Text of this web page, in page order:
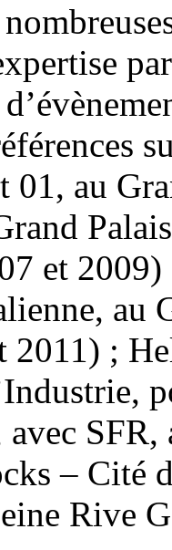
01, au
et
au
;
SFR,
– Cité
Rive